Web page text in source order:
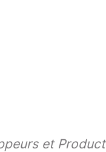
et